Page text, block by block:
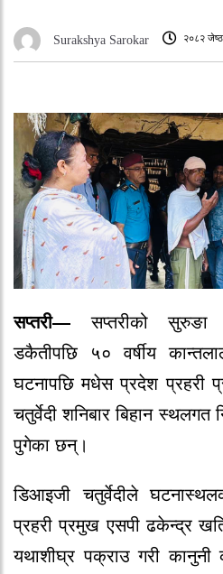
Surakshya Sarokar २०८२ जेष्ठ
सप्तरी—सप्तरीको सुरुङा
डकैतीपछि ५० वर्षीय
घटनापछि मधेस प्रदेश प्रहरी
चतुर्वेदी शनिबार बिहान स्थलगत
पुगेका छन्।
डिआइजी चतुर्वेदीले
प्रहरी प्रमुख एसपी ढकेन्द्र
यथाशीघ्र पक्राउ गरी कानुनी